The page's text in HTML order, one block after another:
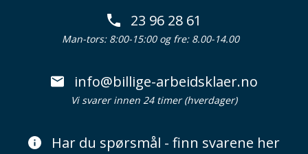
23 96 28 61
Man-tors: 8:00-15:00 og fre: 8.00-14.00
info@billige-arbeidsklaer.no
Vi svarer innen 24 timer (hverdager)
Har du spørsmål - finn svarene her